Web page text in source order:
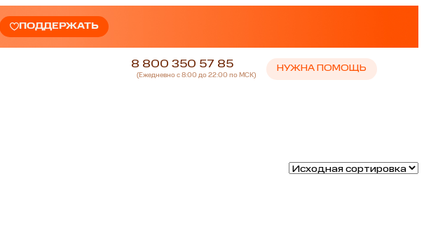
ПОДДЕРЖАТЬ
8 800 350 57 85
(Ежедневно с 8:00 до 22:00 по МСК)
НУЖНА ПОМОЩЬ